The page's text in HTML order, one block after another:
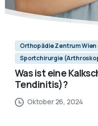
Orthopädie Zentrum Wien
Sportchirurgie
Was ist eine
Tendinitis)?
Oktober 26, 2024